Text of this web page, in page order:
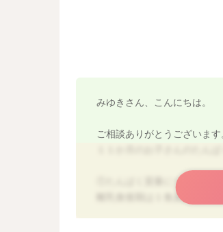
みゆきさん、こんにちは。
ご相談ありがとうございます
①たんぱく質量について
離乳食後期は１食あたり、